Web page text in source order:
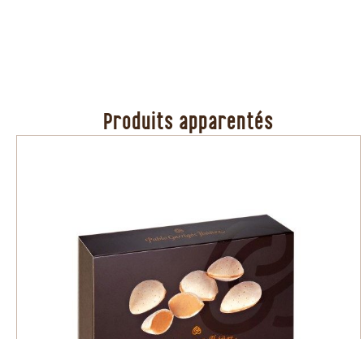
Produits apparentés